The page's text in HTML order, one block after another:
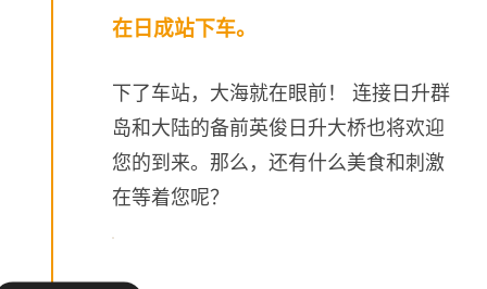
在日成站下车。
下了车站，大海就在眼前！ 连接日升群
岛和大陆的备前英俊日升大桥也将欢迎
您的到来。那么，还有什么美食和刺激
在等着您呢？